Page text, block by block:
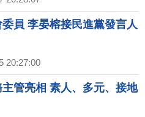
員 李晏榕接民進黨發言人
20:27:00
管亮相 素人、多元、接地